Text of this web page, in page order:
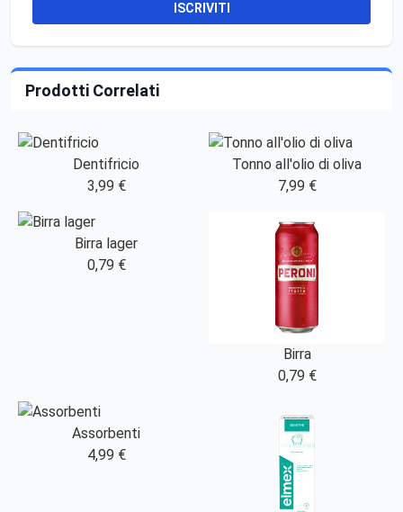
ISCRIVITI
Prodotti Correlati
Dentifricio
3,99 €
Tonno all'olio di oliva
7,99 €
Birra lager
0,79 €
Birra
0,79 €
Assorbenti
4,99 €